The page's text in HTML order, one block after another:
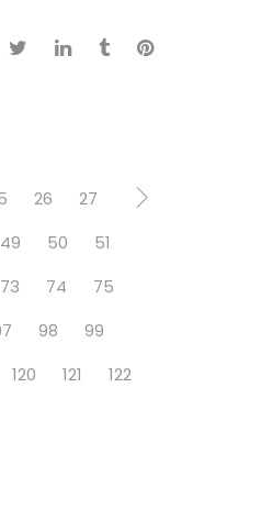
26
27
49 50
51
73 74
75
98
99
120 121
122